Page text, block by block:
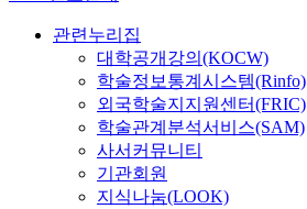
관련누리집
대학공개강의(KOCW)
학술정보통계시스템(Rinfo)
외국학술지지원센터(FRIC)
학술관계분석서비스(SAM)
사서커뮤니티
기관회원
지식나눔(LOOK)